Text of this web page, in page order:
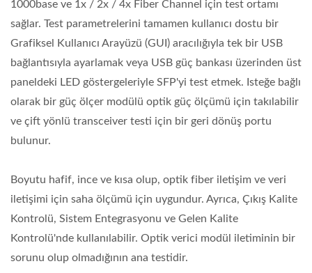
1000base ve 1x / 2x / 4x Fiber Channel için test ortamı
sağlar. Test parametrelerini tamamen kullanıcı dostu bir
Grafiksel Kullanıcı Arayüzü (GUI) aracılığıyla tek bir USB
bağlantısıyla ayarlamak veya USB güç bankası üzerinden üst
paneldeki LED göstergeleriyle SFP'yi test etmek. Isteğe bağlı
olarak bir güç ölçer modülü optik güç ölçümü için takılabilir
ve çift yönlü transceiver testi için bir geri dönüş portu
bulunur.
Boyutu hafif, ince ve kısa olup, optik fiber iletişim ve veri
iletişimi için saha ölçümü için uygundur. Ayrıca, Çıkış Kalite
Kontrolü, Sistem Entegrasyonu ve Gelen Kalite
Kontrolü'nde kullanılabilir. Optik verici modül iletiminin bir
sorunu olup olmadığının ana testidir.